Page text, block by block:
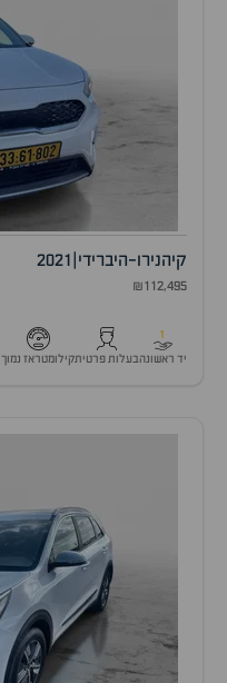
קיהנירו-היברידי 2021
₪112,495
1
יד ראשונהבעלות פרטיתקילומטראז נמוך